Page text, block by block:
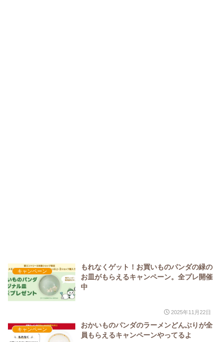
キャンペーン
もれなくゲット！お買いものパンダの緑の
お皿がもらえるキャンペーン。全プレ開催
中
2025年11月22日
キャンペーン
おかいものパンダのラーメンどんぶりが全
員もらえるキャンペーンやってるよ